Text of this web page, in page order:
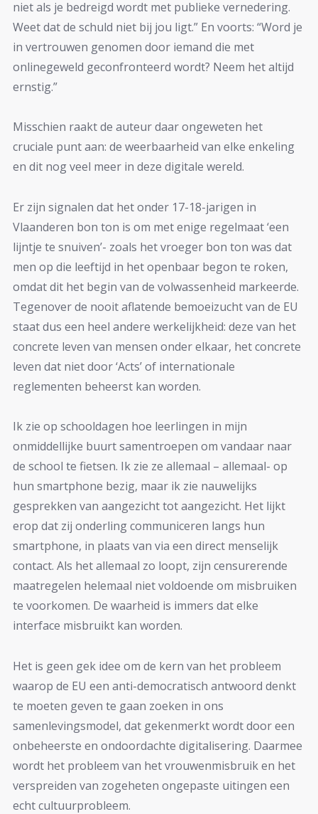
niet als je bedreigd wordt met publieke vernedering.
Weet dat de schuld niet bij jou ligt.” En voorts: “Word je
in vertrouwen genomen door iemand die met
onlinegeweld geconfronteerd wordt? Neem het altijd
ernstig.”
Misschien raakt de auteur daar ongeweten het
cruciale punt aan: de weerbaarheid van elke enkeling
en dit nog veel meer in deze digitale wereld.
Er zijn signalen dat het onder 17-18-jarigen in
Vlaanderen bon ton is om met enige regelmaat ‘een
lijntje te snuiven’- zoals het vroeger bon ton was dat
men op die leeftijd in het openbaar begon te roken,
omdat dit het begin van de volwassenheid markeerde.
Tegenover de nooit aflatende bemoeizucht van de EU
staat dus een heel andere werkelijkheid: deze van het
concrete leven van mensen onder elkaar, het concrete
leven dat niet door ‘Acts’ of internationale
reglementen beheerst kan worden.
Ik zie op schooldagen hoe leerlingen in mijn
onmiddellijke buurt samentroepen om vandaar naar
de school te fietsen. Ik zie ze allemaal – allemaal- op
hun smartphone bezig, maar ik zie nauwelijks
gesprekken van aangezicht tot aangezicht. Het lijkt
erop dat zij onderling communiceren langs hun
smartphone, in plaats van via een direct menselijk
contact. Als het allemaal zo loopt, zijn censurerende
maatregelen helemaal niet voldoende om misbruiken
te voorkomen. De waarheid is immers dat elke
interface misbruikt kan worden.
Het is geen gek idee om de kern van het probleem
waarop de EU een anti-democratisch antwoord denkt
te moeten geven te gaan zoeken in ons
samenlevingsmodel, dat gekenmerkt wordt door een
onbeheerste en ondoordachte digitalisering. Daarmee
wordt het probleem van het vrouwenmisbruik en het
verspreiden van zogeheten ongepaste uitingen een
echt cultuurprobleem.